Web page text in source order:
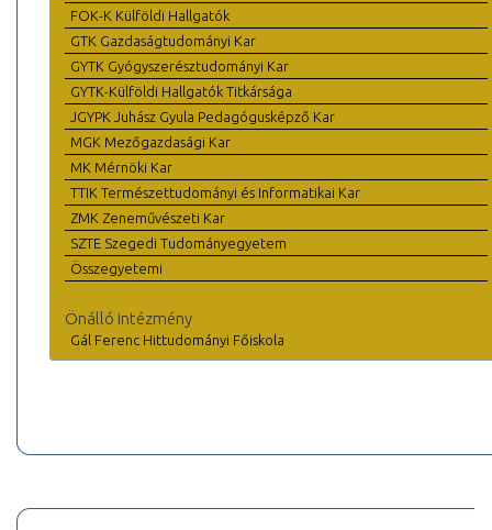
FOK-K Külföldi Hallgatók
GTK Gazdaságtudományi Kar
GYTK Gyógyszerésztudományi Kar
GYTK-Külföldi Hallgatók Titkársága
JGYPK Juhász Gyula Pedagógusképző Kar
MGK Mezőgazdasági Kar
MK Mérnöki Kar
TTIK Természettudományi és Informatikai Kar
ZMK Zeneművészeti Kar
SZTE Szegedi Tudományegyetem
Összegyetemi
Önálló intézmény
Gál Ferenc Hittudományi Főiskola